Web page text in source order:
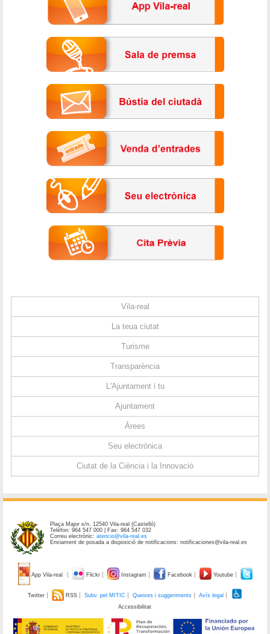
Vila-real
La teua ciutat
Turisme
Transparència
L'Ajuntament i tu
Ajuntament
Àrees
Seu electrònica
Ciutat de la Ciència i la Innovació
Plaça Major s/n. 12540 Vila-real (Castelló)
Telèfon: 964 547 000 | Fax: 964 547 032
Correu electrònic:atencio@vila-real.es
Enviament de posada a disposició de notificacions: notificaciones@vila-real.es
App Vila-real Flickr Instagram Facebook Youtube
Twitter RSS Subv. pel MITIC Queixes i suggeriments
Avís legal
Accessibilitat